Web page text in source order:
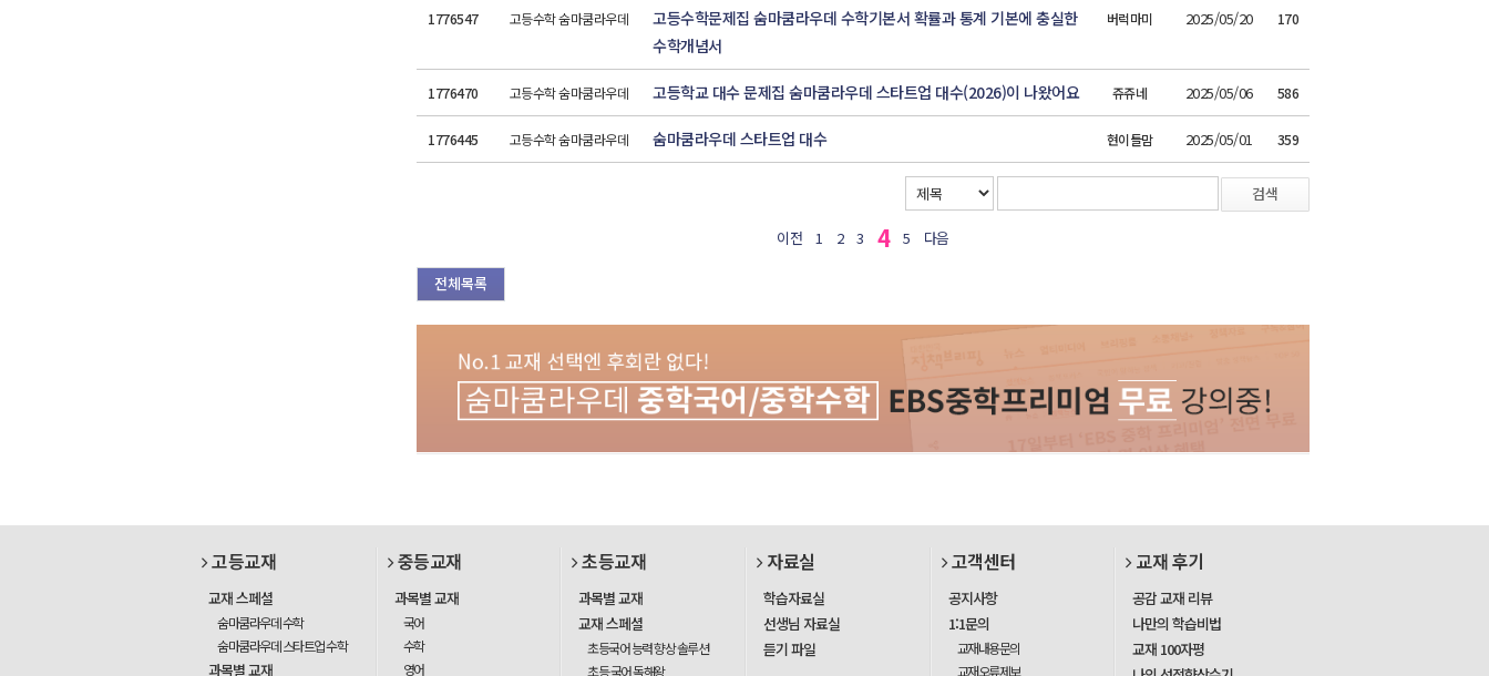
1776547 고등수학 숨마쿰라우데
고등수학문제집 숨마쿰라우데 수학기본서 확률과 통계 기본에 충실한
수학개념서
버럭마미 2025/05/20 170
1776470 고등수학 숨마쿰라우데 고등학교 대수 문제집 숨마쿰라우데 스타트업 대수(2026)이 나왔어요 쥬쥬네 2025/05/06 586
1776445 고등수학 숨마쿰라우데 숨마쿰라우데 스타트업 대수 현이들맘 2025/05/01 359
검색
이전 1 2 3 4 5 다음
전체목록
고등교재
교재 스페셜
숨마쿰라우데 수학
숨마쿰라우데 스타트업 수학
과목별 교재
중등교재
과목별 교재
국어
수학
영어
초등교재
과목별 교재
교재 스페셜
초등국어 능력 향상 솔루션
초등 국어 독해왕
자료실
학습자료실
선생님 자료실
듣기 파일
고객센터
공지사항
1:1문의
교재내용문의
교재오류제보
교재 후기
공감 교재 리뷰
나만의 학습비법
교재 100자평